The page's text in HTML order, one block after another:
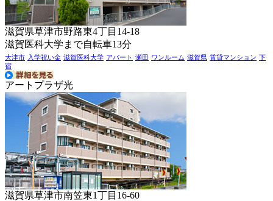
滋賀県草津市野路東4丁目14-18
滋賀医科大学まで自転車13分
大津市 入学祝い金 滋賀医科大学 アパート 瀬田 ワンルーム 滋賀県 賃貸マンション 下
宿
アートプラザ光
滋賀県草津市南笠東1丁目16-60